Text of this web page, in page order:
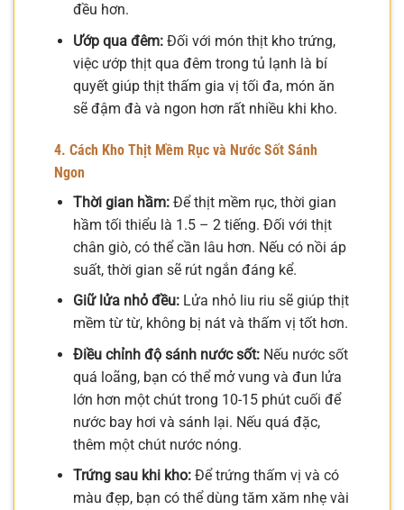
đều hơn.
Ướp qua đêm:Đối với món thịt kho trứng,
việc ướp thịt qua đêm trong tủ lạnh là bí
quyết giúp thịt thấm gia vị tối đa, món ăn
sẽ đậm đà và ngon hơn rất nhiều khi kho.
4. Cách Kho Thịt Mềm Rục và Nước Sốt Sánh
Ngon
Thời gian hầm:Để thịt mềm rục, thời gian
hầm tối thiểu là 1.5 – 2 tiếng. Đối với thịt
chân giò, có thể cần lâu hơn. Nếu có nồi áp
suất, thời gian sẽ rút ngắn đáng kể.
Giữ lửa nhỏ đều:Lửa nhỏ liu riu sẽ giúp thịt
mềm từ từ, không bị nát và thấm vị tốt hơn.
Điều chỉnh độ sánh nước sốt:Nếu nước sốt
quá loãng, bạn có thể mở vung và đun lửa
lớn hơn một chút trong 10-15 phút cuối để
nước bay hơi và sánh lại. Nếu quá đặc,
thêm một chút nước nóng.
Trứng sau khi kho:Để trứng thấm vị và có
màu đẹp, bạn có thể dùng tăm xăm nhẹ vài